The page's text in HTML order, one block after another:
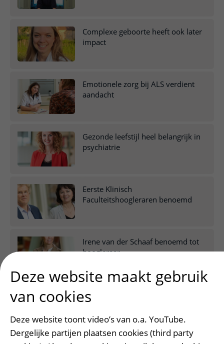
Complexe geboorte heeft ook later
impact
Emotionele zorg bij ALS verdient
aandacht
Gezonde leefstijl heel belangrijk in
psychiatrie
Eerste Klinisch
Faculteitshoogleraren benoemd
Irene van der Schaaf benoemd tot
hoogleraar
Online tool voor vermoeidheid bij
spierziekten
Deze website maakt gebruik
van cookies
Deze website toont video’s van o.a. YouTube.
Dergelijke partijen plaatsen cookies (third party